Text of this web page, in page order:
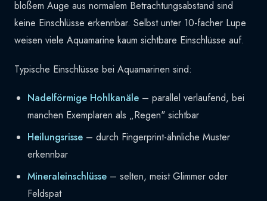
bloßem Auge aus normalem Betrachtungsabstand sind
keine Einschlüsse erkennbar. Selbst unter 10-facher Lupe
weisen viele Aquamarine kaum sichtbare Einschlüsse auf.
Typische Einschlüsse bei Aquamarinen sind:
Nadelförmige Hohlkanäle – parallel verlaufend, bei
manchen Exemplaren als „Regen" sichtbar
Heilungsrisse – durch Fingerprint-ähnliche Muster
erkennbar
Mineraleinschlüsse – selten, meist Glimmer oder
Feldspat